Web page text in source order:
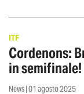
ITF
Cordenons:
in semifinale!
News | 01 agosto 2025